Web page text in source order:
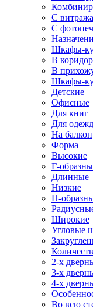
С
С
Шкафы-
В коридор
В
Шкафы-
Детские
Офисные
Для книг
Для
На балкон
Форма
Высокие
Г-
Длинные
Низкие
П-
Широкие
Угловые
2-х
3-х
4-х
Во всю